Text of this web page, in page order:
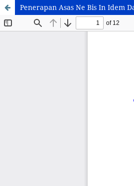
Penerapan Asas Ne Bis In Idem